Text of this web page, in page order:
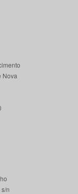
Nova
n